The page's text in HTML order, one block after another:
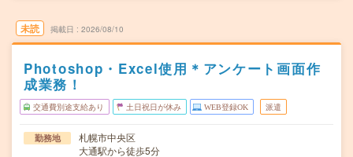
未読 掲載日 2026/08/10
Photoshop・Excel使用＊アンケート画面作
成業務！
交通費別途支給あり 土日祝日が休み WEB登録OK 派遣
勤務地
札幌市中央区
大通駅から徒歩5分